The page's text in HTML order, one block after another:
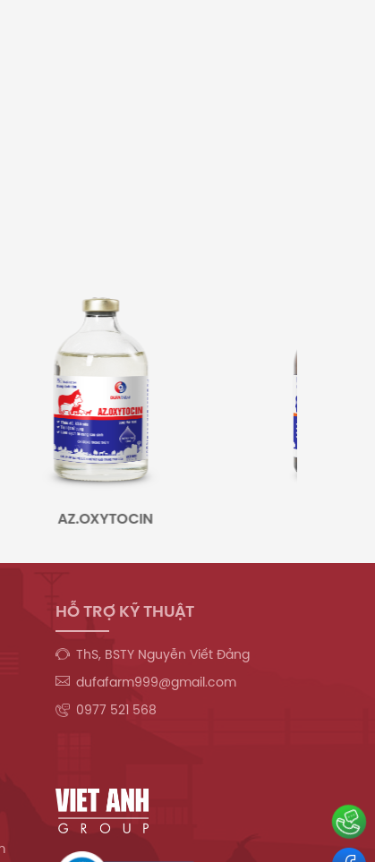
AZ.OXYTOCIN
HỖ TRỢ KỸ THUẬT
ThS, BSTY Nguyễn Viết Đảng
dufafarm999@gmail.com
0977 521 568